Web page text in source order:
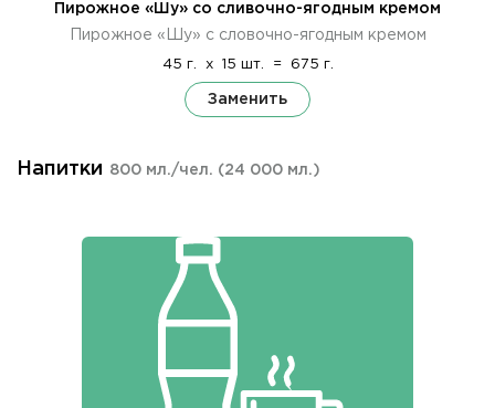
Пирожное «Шу» со сливочно-ягодным кремом
Пирожное «Шу» с словочно-ягодным кремом
45 г. x 15 шт. = 675 г.
Заменить
Напитки 800 мл./чел. (24 000 мл.)